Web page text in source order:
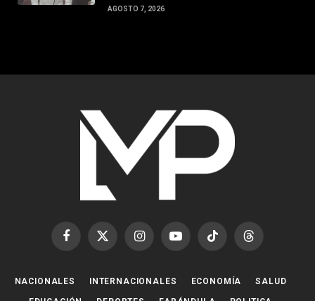
AGOSTO 7, 2026
Facebook
X
InstagramYouTubeTikTok Threads
NACIONALES INTERNACIONALES ECONOMÍA SALUD